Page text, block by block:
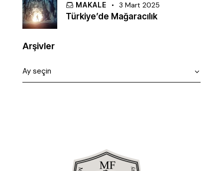
MAKALE 3 Mart 2025
Türkiye’de Mağaracılık
Arşivler